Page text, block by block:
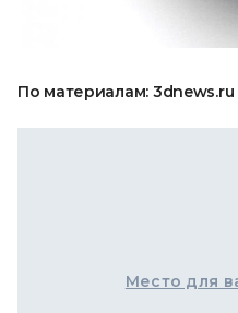
По материалам: 3dnews.ru
Место для